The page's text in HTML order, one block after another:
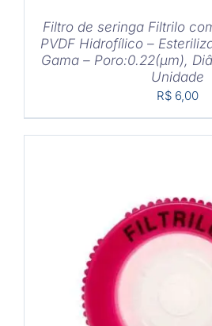
Filtro de seringa Filtrilo
PVDF Hidrofílico –
Gama – Poro:0.22(μm),
Unidade
R$6,00
COMPRAR